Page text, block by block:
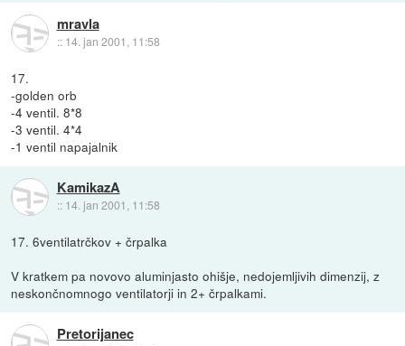
mravla
:: 14. jan 2001, 11:58
17.
-golden orb
-4 ventil. 8*8
-3 ventil. 4*4
-1 ventil napajalnik
KamikazA
:: 14. jan 2001, 11:58
17. 6ventilatrčkov + črpalka
V kratkem pa novovo aluminjasto ohišje, nedojemljivih dimenzij, z
neskončnomnogo ventilatorji in 2+ črpalkami.
Pretorijanec